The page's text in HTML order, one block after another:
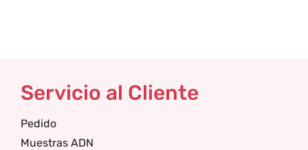
Servicio al Cliente
Pedido
Muestras ADN